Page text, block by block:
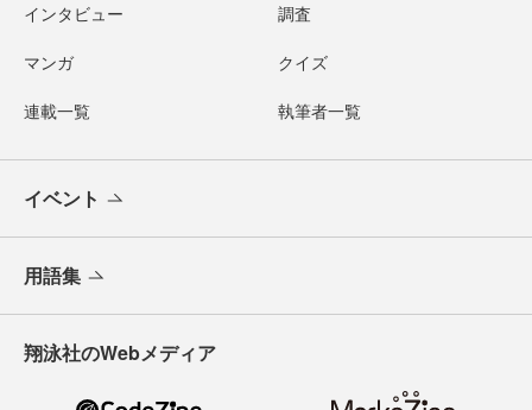
インタビュー 調査
マンガ クイズ
連載一覧 執筆者一覧
イベント
用語集
翔泳社のWebメディア